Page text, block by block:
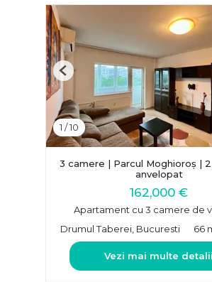
1 /10
Previous
3 camere | Parcul Moghioroș |
anvelopat
162,000 €
Apartament cu 3 camere de
Drumul Taberei, Bucuresti
66
Vezi mai multe detalii